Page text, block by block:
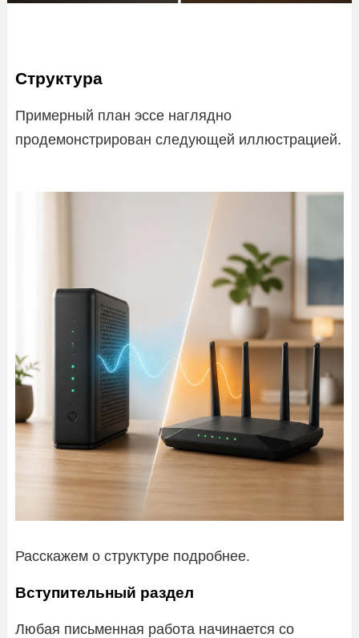
Структура
Примерный план эссе наглядно
продемонстрирован следующей иллюстрацией.
Расскажем о структуре подробнее.
Вступительный раздел
Любая письменная работа начинается со